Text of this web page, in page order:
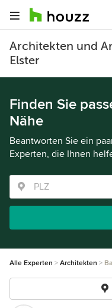
Architekten und
Elster
Finden Sie
Nähe
Beantworten Sie ein
Experten, die Ihnen
Alle Experten Architekten